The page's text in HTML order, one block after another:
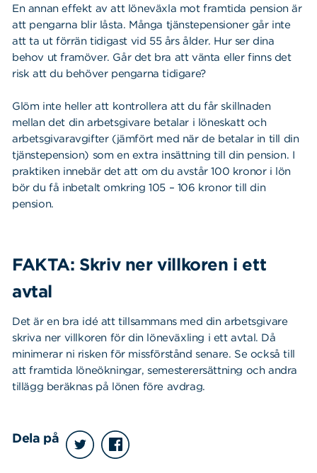
En annan effekt av att löneväxla mot framtida pension är
att pengarna blir låsta. Många tjänstepensioner går inte
att ta ut förrän tidigast vid 55 års ålder. Hur ser dina
behov ut framöver. Går det bra att vänta eller finns det
risk att du behöver pengarna tidigare?
Glöm inte heller att kontrollera att du får skillnaden
mellan det din arbetsgivare betalar i löneskatt och
arbetsgivaravgifter (jämfört med när de betalar in till din
tjänstepension) som en extra insättning till din pension. I
praktiken innebär det att om du avstår 100 kronor i lön
bör du få inbetalt omkring 105 – 106 kronor till din
pension.
FAKTA: Skriv ner villkoren i ett
avtal
Det är en bra idé att tillsammans med din arbetsgivare
skriva ner villkoren för din löneväxling i ett avtal. Då
minimerar ni risken för missförstånd senare. Se också till
att framtida löneökningar, semesterersättning och andra
tillägg beräknas på lönen före avdrag.
Dela på
efter: